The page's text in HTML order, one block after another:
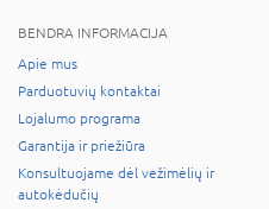
BENDRA INFORMACIJA
Apie mus
Parduotuvių kontaktai
Lojalumo programa
Garantija ir priežiūra
Konsultuojame dėl vežimėlių ir
autokėdučių